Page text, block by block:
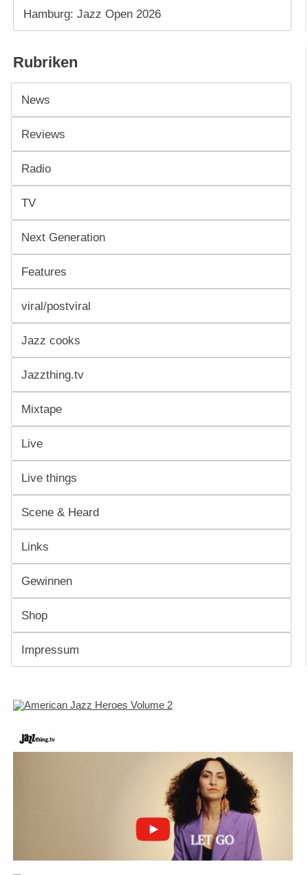
Hamburg: Jazz Open 2026
Rubriken
News
Reviews
Radio
TV
Next Generation
Features
viral/postviral
Jazz cooks
Jazzthing.tv
Mixtape
Live
Live things
Scene & Heard
Links
Gewinnen
Shop
Impressum